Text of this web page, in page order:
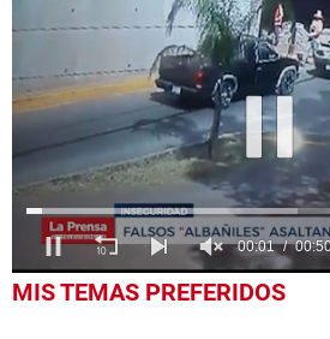
0
seconds
MIS TEMAS PREFERIDOS